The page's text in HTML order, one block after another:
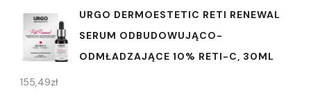
URGO DERMOESTETIC RETI RENEWAL
SERUM ODBUDOWUJĄCO-
ODMŁADZAJĄCE 10% RETI-C, 30ML
155,49zł